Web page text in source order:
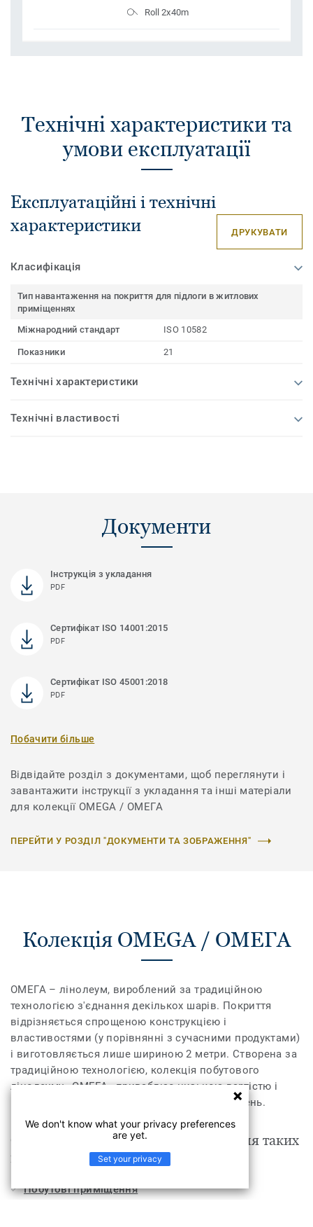
Roll 2x40m
Технічні характеристики та
умови експлуатації
Експлуатаційні і технічні
характеристики
ДРУКУВАТИ
Класифікація
Тип навантаження на покриття для підлоги в житлових
приміщеннях
Міжнародний стандарт
ISO 10582
Показники 21
Технічні характеристики
Технічні властивості
Документи
Інструкція з укладання
PDF
Сертифікат ISO 14001:2015
PDF
Сертифікат ISO 45001:2018
PDF
Побачити більше
Відвідайте розділ з документами, щоб переглянути і
завантажити інструкції з укладання та інші матеріали
для колекції OMEGA / ОМЕГА
ПЕРЕЙТИ У РОЗДІЛ "ДОКУМЕНТИ ТА ЗОБРАЖЕННЯ"
Колекція OMEGA / ОМЕГА
ОМЕГА – лінолеум, вироблений за традиційною
технологією з'єднання декількох шарів. Покриття
відрізняється спрощеною конструкцією і
властивостями (у порівнянні з сучасними продуктами)
і виготовляється лише шириною 2 метри. Створена за
традиційною технологією, колекція побутового
лінолеуму «ОМЕГА» приваблює низькою вартістю і
неймовірним розмаїттям кольорів і забарвлень.
OMEGA / ОМЕГА Gea 1 підходить для таких
приміщень, як
Побутові приміщення
We don't know what your privacy preferences
are yet.
Set your privacy